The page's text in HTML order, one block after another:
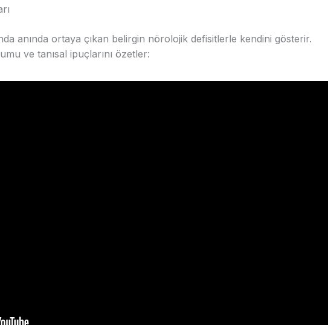
anında ortaya çıkan belirgin nörolojik defisitlerle kendini gösterir.
ve tanısal ipuçlarını özetler: